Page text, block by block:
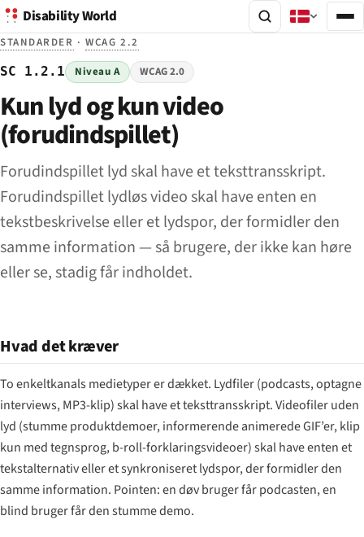
Disability World
STANDARDER ·WCAG 2.2
SC 1.2.1 Niveau A WCAG 2.0
Kun lyd og kun video
(forudindspillet)
Forudindspillet lyd skal have et teksttransskript.
Forudindspillet lydløs video skal have enten en
tekstbeskrivelse eller et lydspor, der formidler den
samme information — så brugere, der ikke kan høre
eller se, stadig får indholdet.
Hvad det kræver
To enkeltkanals medietyper er dækket. Lydfiler (podcasts, optagne
interviews, MP3-klip) skal have et teksttransskript. Videofiler uden
lyd (stumme produktdemoer, informerende animerede GIF’er, klip
kun med tegnsprog, b-roll-forklaringsvideoer) skal have enten et
tekstalternativ eller et synkroniseret lydspor, der formidler den
samme information. Pointen: en døv bruger får podcasten, en
blind bruger får den stumme demo.